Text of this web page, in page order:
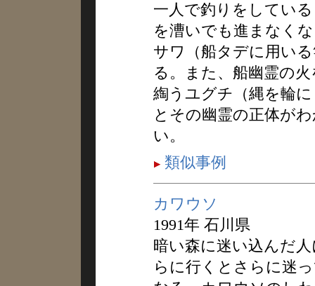
一人で釣りをしてい
を漕いでも進まなく
サワ（船タデに用い
る。また、船幽霊の
綯うユグチ（縄を輪
とその幽霊の正体が
い。
類似事例
カワウソ
1991年 石川県
暗い森に迷い込んだ
らに行くとさらに迷